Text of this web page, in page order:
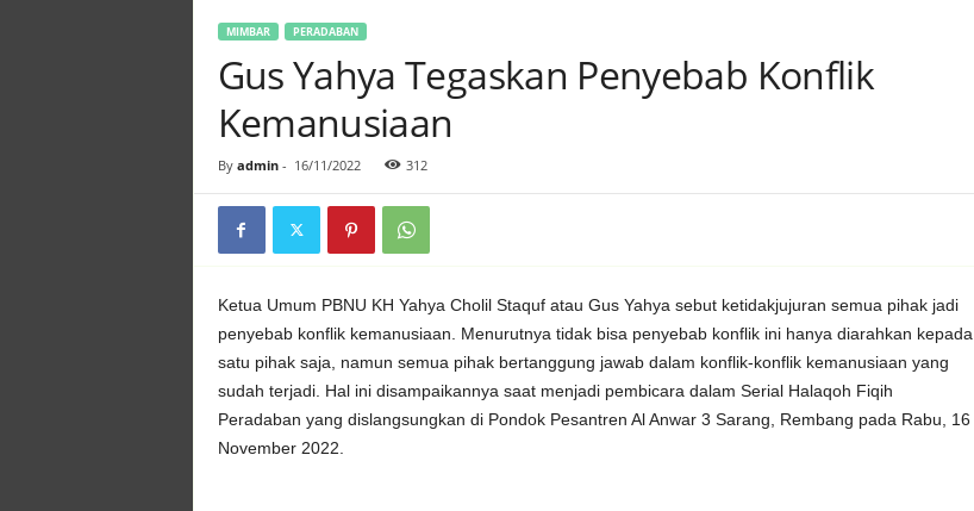
MIMBAR PERADABAN
Gus Yahya Tegaskan Penyebab Konflik
Kemanusiaan
By admin- 16/11/2022 312
Ketua Umum PBNU KH Yahya Cholil Staquf atau Gus Yahya sebut ketidakjujuran semua pihak jadi
penyebab konflik kemanusiaan. Menurutnya tidak bisa penyebab konflik ini hanya diarahkan kepada
satu pihak saja, namun semua pihak bertanggung jawab dalam konflik-konflik kemanusiaan yang
sudah terjadi. Hal ini disampaikannya saat menjadi pembicara dalam Serial Halaqoh Fiqih
Peradaban yang dislangsungkan di Pondok Pesantren Al Anwar 3 Sarang, Rembang pada Rabu, 16
November 2022.